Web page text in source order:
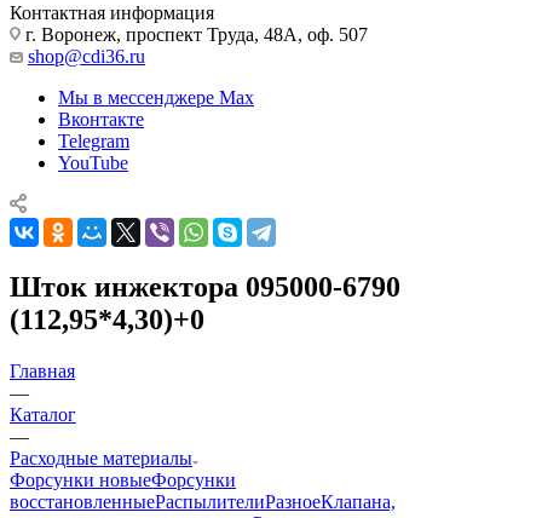
Контактная информация
г. Воронеж, проспект Труда, 48А, оф. 507
shop@cdi36.ru
Мы в мессенджере Max
Вконтакте
Telegram
YouTube
Шток инжектора 095000-6790
(112,95*4,30)+0
Главная
—
Каталог
—
Расходные материалы
Форсунки новыеФорсунки
восстановленныеРаспылителиРазноеКлапана,